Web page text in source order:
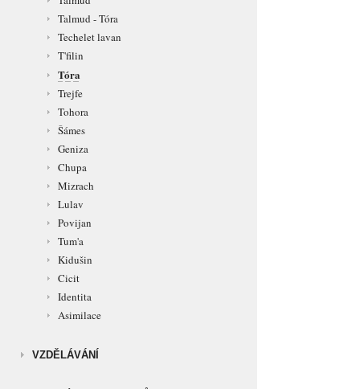
Talmud - Tóra
Techelet lavan
T'filin
Tóra
Trejfe
Tohora
Šámes
Geniza
Chupa
Mizrach
Lulav
Povijan
Tum'a
Kidušin
Cicit
Identita
Asimilace
VZDĚLÁVÁNÍ